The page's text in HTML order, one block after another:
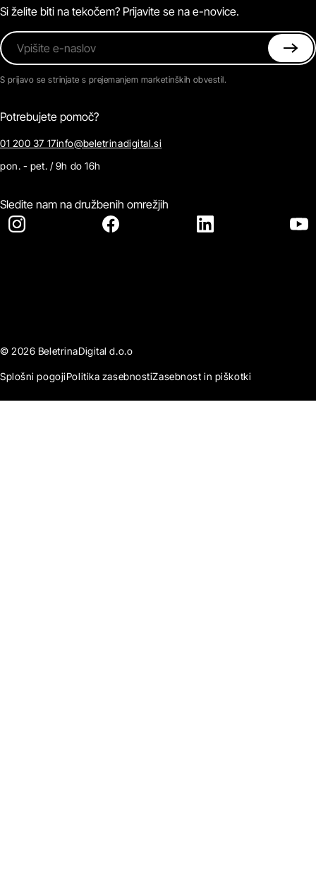
Kontaktirajte nas
Si želite biti na tekočem? Prijavite se na e-novice.
Vpišite e-naslov
S prijavo se strinjate s prejemanjem marketinških obvestil.
Potrebujete pomoč?
01 200 37 17info@beletrinadigital.si
pon. - pet. / 9h do 16h
Sledite nam na družbenih omrežjih
© 2026 BeletrinaDigital d.o.o
Splošni pogojiPolitika zasebnostiZasebnost in piškotki